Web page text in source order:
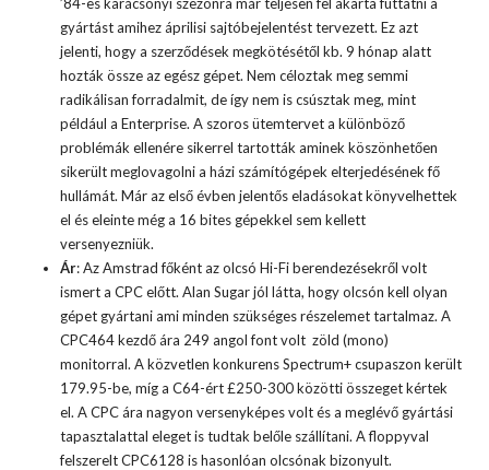
gyártást amihez áprilisi sajtóbejelentést tervezett. Ez azt
jelenti, hogy a szerződések megkötésétől kb. 9 hónap alatt
hozták össze az egész gépet. Nem céloztak meg semmi
radikálisan forradalmit, de így nem is csúsztak meg, mint
például a Enterprise. A szoros ütemtervet a különböző
problémák ellenére sikerrel tartották aminek köszönhetően
sikerült meglovagolni a házi számítógépek elterjedésének fő
hullámát. Már az első évben jelentős eladásokat könyvelhettek
el és eleinte még a 16 bites gépekkel sem kellett
versenyezniük.
Ár: Az Amstrad főként az olcsó Hi-Fi berendezésekről volt
ismert a CPC előtt. Alan Sugar jól látta, hogy olcsón kell olyan
gépet gyártani ami minden szükséges részelemet tartalmaz. A
CPC464 kezdő ára 249 angol font volt zöld (mono)
monitorral. A közvetlen konkurens Spectrum+ csupaszon került
179.95-be, míg a C64-ért £250-300 közötti összeget kértek
el. A CPC ára nagyon versenyképes volt és a meglévő gyártási
tapasztalattal eleget is tudtak belőle szállítani. A floppyval
felszerelt CPC6128 is hasonlóan olcsónak bizonyult.